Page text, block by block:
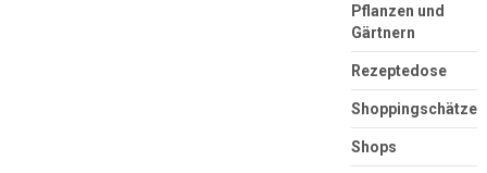
Pflanzen und
Gärtnern
Rezeptedose
Shoppingschätze
Shops